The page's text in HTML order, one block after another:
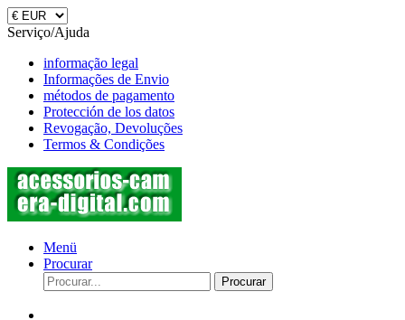
Serviço/Ajuda
informação legal
Informações de Envio
métodos de pagamento
Protección de los datos
Revogação, Devoluções
Termos & Condições
Menü
Procurar
Procurar